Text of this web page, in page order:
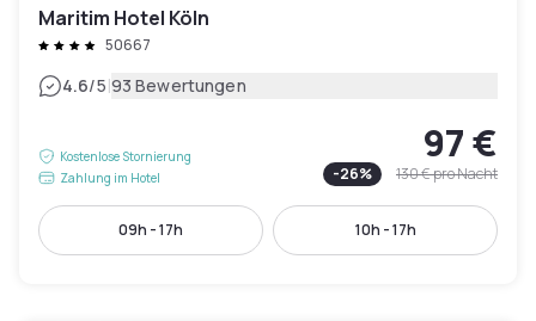
Maritim Hotel Köln
50667
4.6/5|93 Bewertungen
Kostenlose Stornierung
Zahlung im Hotel
97 €
-26% 130 €pro Nacht
09h - 17h 10h - 17h